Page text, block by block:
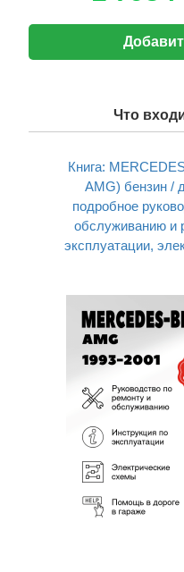
Что
Книга:
AMG) бензин /
подробное
обслуживанию и
эксплуатации,